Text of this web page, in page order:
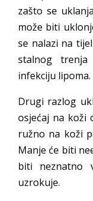
zašto se
može biti
se nalazi na
stalnog
infekciju lipoma.
Drugi razlog
osjećaj na koži
ružno na koži
Manje će biti
biti neznatno
uzrokuje.